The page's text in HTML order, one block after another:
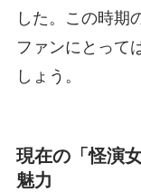
した。この時期
ファンにとって
しょう。
現在の「怪演
魅力